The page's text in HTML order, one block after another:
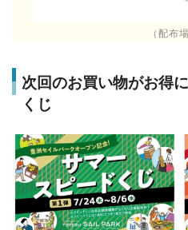
（配布
次回のお買い物がお得
くじ